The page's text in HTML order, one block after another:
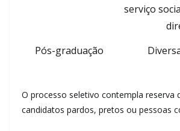
serviço
Pós-graduação
O processo seletivo contempla reserva
candidatos pardos, pretos ou pessoas